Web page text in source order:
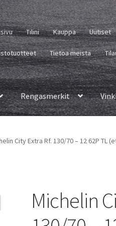
Tilini Kauppa Uutiset
Tietoa meistä
Rengasmerkit
City Extra Rf. 130/70 – 12 62P TL
Michelin